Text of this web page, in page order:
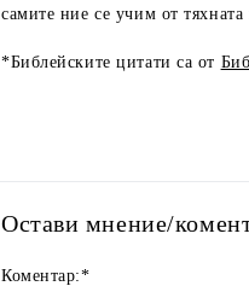
самите ние се учим от
*Библейските цитати са от
Остави мнение/
Коментар:*